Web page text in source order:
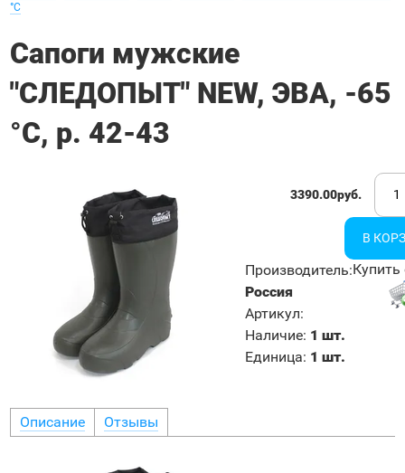
°С
Сапоги мужские
"СЛЕДОПЫТ" NEW, ЭВА, -65
°С, р. 42-43
3390.00руб.
Производитель:
Россия
Артикул:
Наличие: 1 шт.
Единица: 1 шт.
Купить
Описание Отзывы